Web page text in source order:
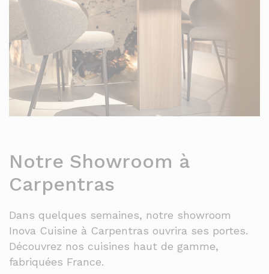
Notre Showroom à
Carpentras
Dans quelques semaines, notre showroom
Inova Cuisine à Carpentras ouvrira ses portes.
Découvrez nos cuisines haut de gamme,
fabriquées France.